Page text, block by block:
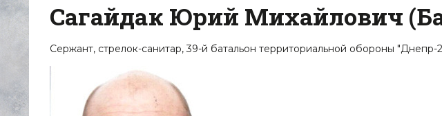
Сагайдак Юрий Михайлович
Сержант, стрелок-санитар, 39-й батальон территориальной обороны "Днепр-